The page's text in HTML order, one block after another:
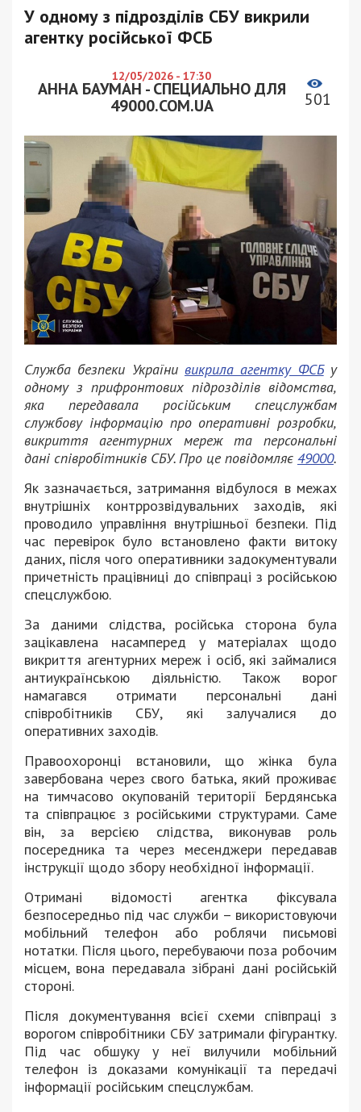
У одному з підрозділів СБУ викрили
агентку російської ФСБ
12/05/2026 - 17:30
АННА БАУМАН - СПЕЦИАЛЬНО ДЛЯ
49000.COM.UA
501
Служба безпеки України викрила агентку ФСБу
одному з прифронтових підрозділів відомства,
яка передавала російським спецслужбам
службову інформацію про оперативні розробки,
викриття агентурних мереж та персональні
дані співробітників СБУ. Про це повідомляє 49000.
Як зазначається, затримання відбулося в межах
внутрішніх контррозвідувальних заходів, які
проводило управління внутрішньої безпеки. Під
час перевірок було встановлено факти витоку
даних, після чого оперативники задокументували
причетність працівниці до співпраці з російською
спецслужбою.
За даними слідства, російська сторона була
зацікавлена насамперед у матеріалах щодо
викриття агентурних мереж і осіб, які займалися
антиукраїнською діяльністю. Також ворог
намагався отримати персональні дані
співробітників СБУ, які залучалися до
оперативних заходів.
Правоохоронці встановили, що жінка була
завербована через свого батька, який проживає
на тимчасово окупованій території Бердянська
та співпрацює з російськими структурами. Саме
він, за версією слідства, виконував роль
посередника та через месенджери передавав
інструкції щодо збору необхідної інформації.
Отримані відомості агентка фіксувала
безпосередньо під час служби – використовуючи
мобільний телефон або роблячи письмові
нотатки. Після цього, перебуваючи поза робочим
місцем, вона передавала зібрані дані російській
стороні.
Після документування всієї схеми співпраці з
ворогом співробітники СБУ затримали фігурантку.
Під час обшуку у неї вилучили мобільний
телефон із доказами комунікації та передачі
інформації російським спецслужбам.